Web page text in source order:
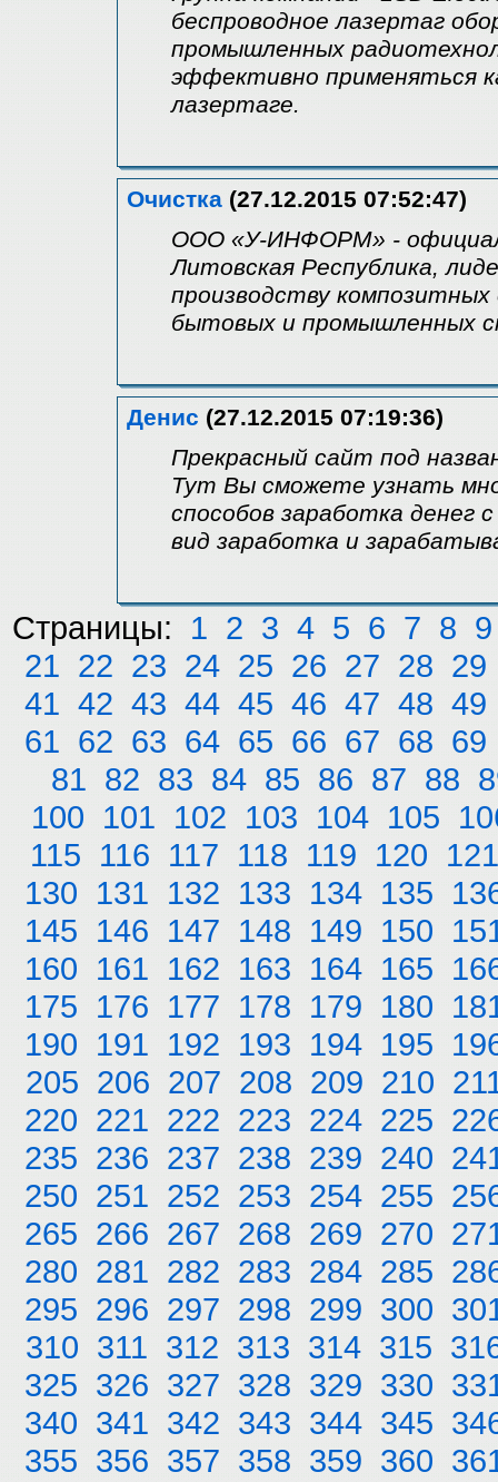
беспроводное лазертаг
промышленных
эффективно применяться
лазертаге.
Очистка (27.12.2015 07:52:47)
ООО «У-ИНФОРМ» -
Литовская Республика,
производству композитных
бытовых и промышленных
Денис (27.12.2015 07:19:36)
Прекрасный сайт под
Тут Вы сможете узнать
способов заработка
вид заработка и
Страницы: 1 2 3 4 5 6 7 8 9
21 22 23 24 25 26 27 28 29
41 42 43 44 45 46 47 48 49
61 62 63 64 65 66 67 68 69
81 82 83 84 85 86 87 88
100 101 102 103 104 105
115 116 117 118 119 120 121
130 131 132 133 134 135
145 146 147 148 149 150
160 161 162 163 164 165
175 176 177 178 179 180
190 191 192 193 194 195
205 206 207 208 209 210
220 221 222 223 224 225
235 236 237 238 239 240
250 251 252 253 254 255
265 266 267 268 269 270
280 281 282 283 284 285
295 296 297 298 299 300
310 311 312 313 314 315
325 326 327 328 329 330
340 341 342 343 344 345
355 356 357 358 359 360